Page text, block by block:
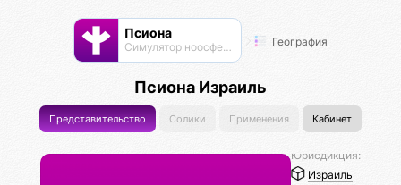
Псиона
Cимулятор ноосферы География
Псиона Израиль
Представительство Солики Применения Кабинет
Юрисдикция:
Израиль